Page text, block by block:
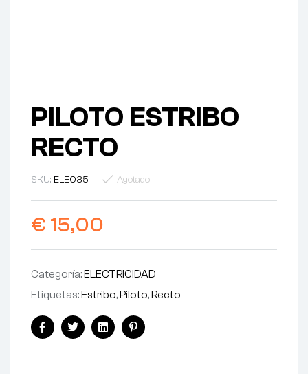
PILOTO ESTRIBO
RECTO
SKU: ELE035 Agotado
€ 15,00
Categoría:ELECTRICIDAD
Etiquetas:Estribo,Piloto,Recto
FacebookTwitterLinkedinPinterest